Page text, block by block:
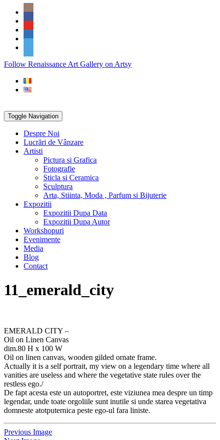
Skip
content
Social
Icons
PARTENER
Follow Renaissance Art Gallery on Artsy
Toggle Navigation
Despre Noi
Lucrări de Vânzare
Artisti
Pictura si Grafica
Fotografie
Sticla si Ceramica
Sculptura
Arta, Stiinta, Moda , Parfum si Bijuterie
Expozitii
Expozitii Dupa Data
Expozitii Dupa Autor
Workshopuri
Evenimente
Media
Blog
Contact
11_emerald_city
EMERALD CITY –
Oil on Linen Canvas
dim.80 H x 100 W
Oil on linen canvas, wooden gilded ornate frame.
Actually it is a self portrait, my view on a legendary time where all
vanities are useless and where the vegetative state rules over the
restless ego./
De fapt acesta este un autoportret, este viziunea mea despre un timp
legendar, unde toate orgoliile sunt inutile si unde starea vegetativa
domneste atotputernica peste ego-ul fara liniste.
Previous Image